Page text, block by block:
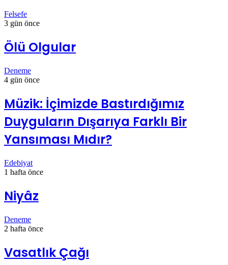
Felsefe
3 gün önce
Ölü Olgular
Deneme
4 gün önce
Müzik: İçimizde Bastırdığımız
Duyguların Dışarıya Farklı Bir
Yansıması Mıdır?
Edebiyat
1 hafta önce
Niyâz
Deneme
2 hafta önce
Vasatlık Çağı